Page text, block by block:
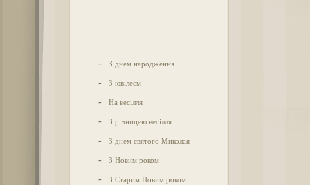
- З днем народження
- З ювілеєм
- На весілля
- З річницею весілля
- З днем святого Миколая
- З Новим роком
- З Старим Новим роком